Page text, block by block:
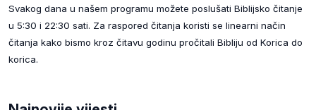
Svakog dana u našem programu možete poslušati Biblijsko čitanje
u 5:30 i 22:30 sati. Za raspored čitanja koristi se linearni način
čitanja kako bismo kroz čitavu godinu pročitali Bibliju od Korica do
korica.